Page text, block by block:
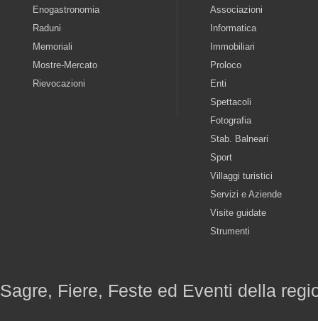
Enogastronomia
Raduni
Memoriali
Mostre-Mercato
Rievocazioni
Associazioni
Informatica
Immobiliari
Proloco
Enti
Spettacoli
Fotografia
Stab. Balneari
Sport
Villaggi turistici
Servizi e Aziende
Visite guidate
Strumenti
Sagre, Fiere, Feste ed Eventi della